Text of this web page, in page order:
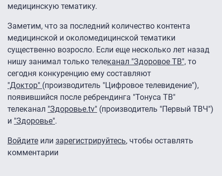
медицинскую тематику.
Заметим, что за последний количество контента
медицинской и околомедицинской тематики
существенно возросло. Если еще несколько лет назад
нишу занимал только телеканал "Здоровое ТВ", то
сегодня конкуренцию ему составляют
"Доктор" (производитель "Цифровое телевидение"),
появившийся после ребрендинга "Тонуса ТВ"
телеканал "Здоровье.tv" (производитель "Первый ТВЧ")
и "Здоровье".
Войдите или зарегистрируйтесь, чтобы оставлять
комментарии